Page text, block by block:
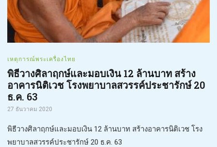
เหตุการณ์พระเครื่องไทย
พิธีวางศิลาฤกษ์และมอบเงิน 12 ล้านบาท สร้าง
อาคารนิติเวช โรงพยาบาลสวรรค์ประชารักษ์ 20
ธ.ค. 63
27 ธันวาคม 2020
พิธีวางศิลาฤกษ์และมอบเงิน 12 ล้านบาท สร้างอาคารนิติเวช โรง
พยาบาลสวรรค์ประชารักษ์ 20 ธ.ค. 63